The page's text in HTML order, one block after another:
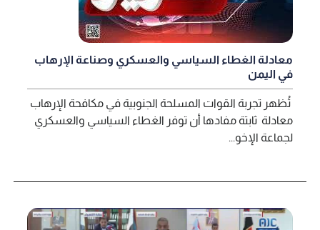
معادلة الغطاء السياسي والعسكري وصناعة الإرهاب
في اليمن
تُظهر تجربة القوات المسلحة الجنوبية في مكافحة الإرهاب
معادلة ثابتة مفادها أن توفر الغطاء السياسي والعسكري
لجماعة الإخو...